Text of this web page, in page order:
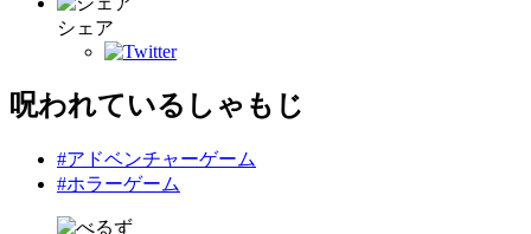
シェア
呪われているしゃもじ
#アドベンチャーゲーム
#ホラーゲーム